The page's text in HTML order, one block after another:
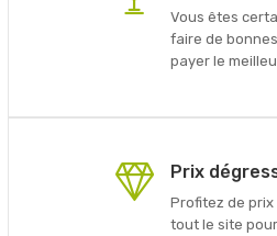
Vous êtes
faire de
payer le
Prix
Profitez de
tout le site